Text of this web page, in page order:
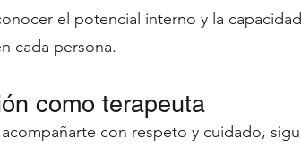
el potencial interno y la
cada persona.
como terapeuta
con respeto y cuidado,